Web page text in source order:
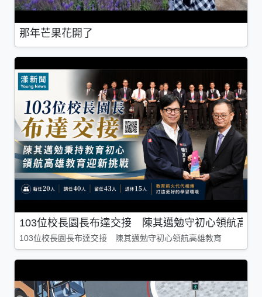
那年芒果花開了
103位校長園長布達交接 陳其邁勉守初心領航高雄
103位校長園長布達交接 陳其邁勉守初心領航高雄教育